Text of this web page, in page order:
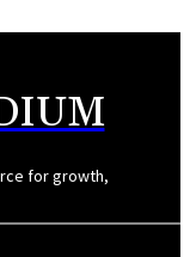
for growth,